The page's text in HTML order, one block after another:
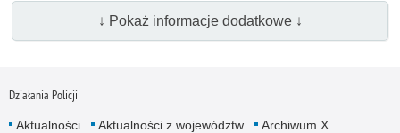
↓ Pokaż informacje dodatkowe ↓
Działania Policji
Aktualności Aktualności z województw
Archiwum X